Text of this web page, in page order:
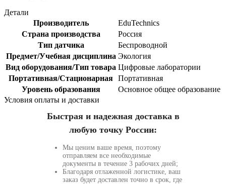
Детали
Производитель
EduTechnics
Страна производства
Россия
Тип датчика
Беспроводной
Предмет/Учебная дисциплина Экология
Вид оборудования/Тип товара Цифровые лаборатории
Портативная/Стационарная Портативная
Уровень образования
Основное общее образование
Условия оплаты и доставки
Быстрая и надежная доставка в
любую точку России:
Мы ценим ваше время, поэтому
отправляем все необходимые
документы в течение 3 рабочих дней;
Благодаря отлаженной логистике, ваш
заказ будет доставлен точно в срок, где